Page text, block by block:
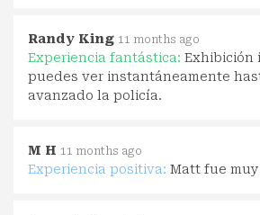
Randy King 11 months ago
Experiencia fantástica: Exhibición
puedes ver instantáneamente
avanzado la policía.
M H 11 months ago
Experiencia positiva: Matt fue muy